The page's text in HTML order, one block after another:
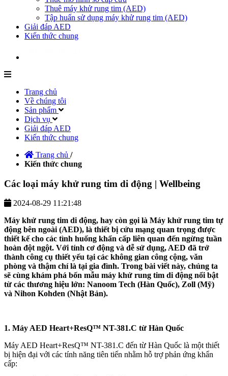
Thuê máy khử rung tim (AED)
Tập huấn sử dụng máy khử rung tim (AED)
Giải đáp AED
Kiến thức chung
Trang chủ
Về chúng tôi
Sản phẩm
Dịch vụ
Giải đáp AED
Kiến thức chung
Trang chủ /
Kiến thức chung
Các loại máy khử rung tim di động | Wellbeing
2024-08-29 11:21:48
Máy khử rung tim di động, hay còn gọi là Máy khử rung tim tự
động bên ngoài (AED), là thiết bị cứu mạng quan trọng được
thiết kế cho các tình huống khẩn cấp liên quan đến ngừng tuần
hoàn đột ngột. Với tính cơ động và dễ sử dụng, AED đã trở
thành công cụ thiết yếu tại các không gian công cộng, văn
phòng và thậm chí là tại gia đình. Trong bài viết này, chúng ta
sẽ cùng khám phá bốn mẫu máy khử rung tim di động nổi bật
từ các thương hiệu lớn: Nanoom Tech (Hàn Quốc), Zoll (Mỹ)
và Nihon Kohden (Nhật Bản).
1. Máy AED Heart+ResQ™ NT-381.C từ Hàn Quốc
Máy AED Heart+ResQ™ NT-381.C đến từ Hàn Quốc là một thiết
bị hiện đại với các tính năng tiên tiến nhằm hỗ trợ phản ứng khẩn
cấp: